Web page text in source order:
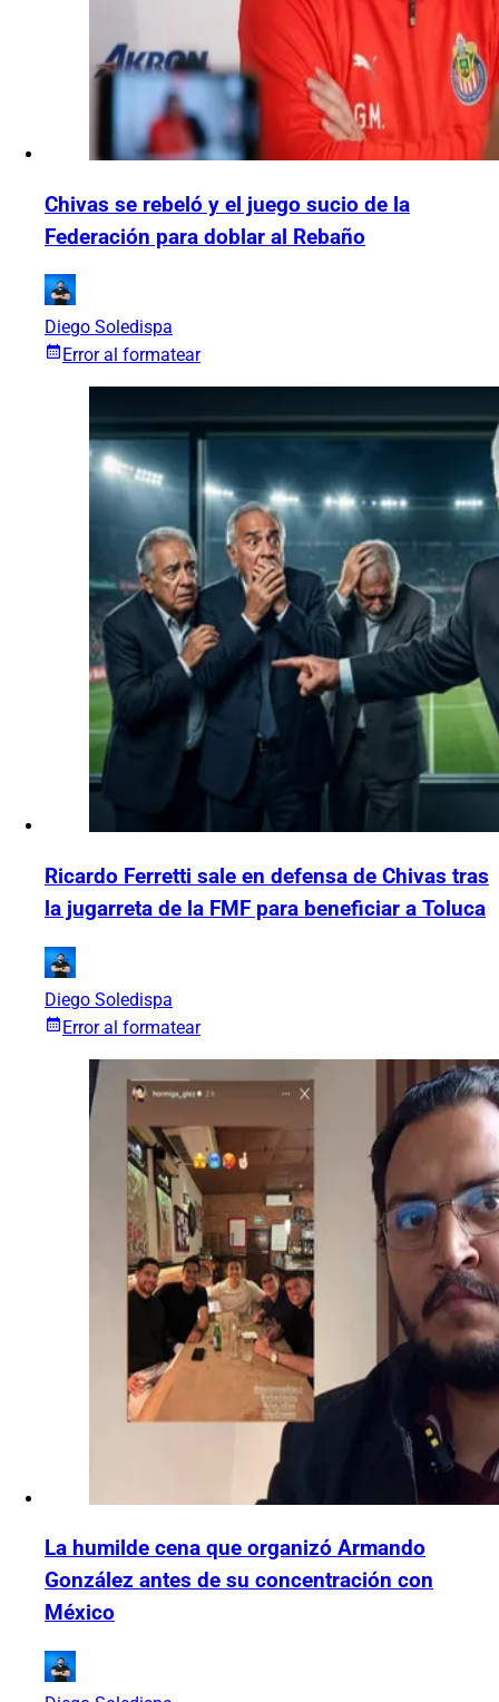
Chivas se rebeló y el juego sucio de la
Federación para doblar al Rebaño
Diego Soledispa
Error al formatear
Ricardo Ferretti sale en defensa de Chivas tras
la jugarreta de la FMF para beneficiar a Toluca
Diego Soledispa
Error al formatear
La humilde cena que organizó Armando
González antes de su concentración con
México